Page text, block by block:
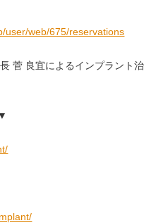
user/web/675/reservations
菅 良宜によるインプラント治